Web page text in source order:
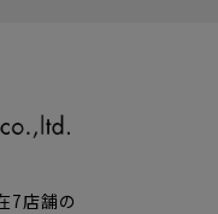
7店舗の